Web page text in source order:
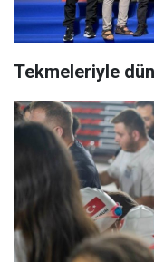
Tekmeleriyle